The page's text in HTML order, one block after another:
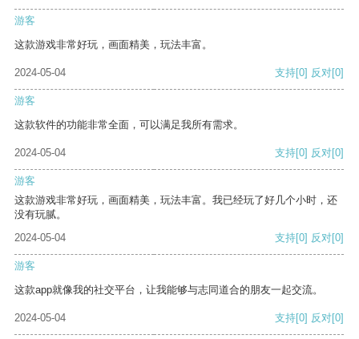
游客
这款游戏非常好玩，画面精美，玩法丰富。
2024-05-04 支持[0] 反对[0]
游客
这款软件的功能非常全面，可以满足我所有需求。
2024-05-04 支持[0] 反对[0]
游客
这款游戏非常好玩，画面精美，玩法丰富。我已经玩了好几个小时，还
没有玩腻。
2024-05-04
支持[0] 反对[0]
游客
这款app就像我的社交平台，让我能够与志同道合的朋友一起交流。
2024-05-04 支持[0] 反对[0]